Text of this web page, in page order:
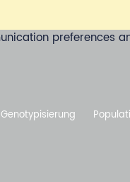
Genotypisierung